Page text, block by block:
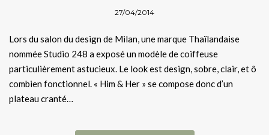
27/04/2014
Lors du salon du design de Milan, une marque Thaïlandaise
nommée Studio 248 a exposé un modèle de coiffeuse
particulièrement astucieux. Le look est design, sobre, clair, et ô
combien fonctionnel. « Him & Her » se compose donc d’un
plateau cranté…